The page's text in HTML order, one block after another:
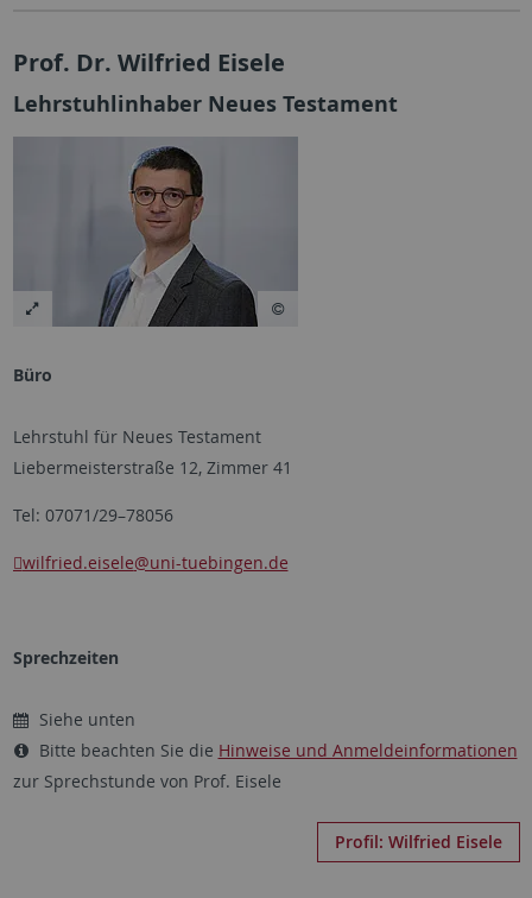
Prof. Dr. Wilfried Eisele
Lehrstuhlinhaber Neues Testament
Büro
Lehrstuhl für Neues Testament
Liebermeisterstraße 12, Zimmer 41
Tel: 07071/29–78056
wilfried.eisele@uni-tuebingen.de
Sprechzeiten
Siehe unten
Bitte beachten Sie die Hinweise und Anmeldeinformationen
zur Sprechstunde von Prof. Eisele
Profil: Wilfried Eisele